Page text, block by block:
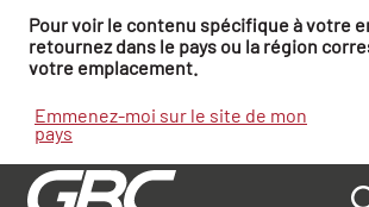
Pour voir le contenu spécifique à votre
retournez dans le pays ou la région
votre emplacement.
Emmenez-moi sur le site de mon
pays